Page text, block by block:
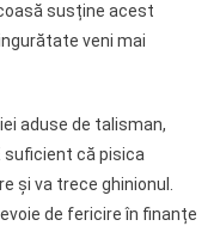
susține acest
veni mai
aduse de talisman,
suficient că pisica
și va trece ghinionul.
de fericire în finanțe